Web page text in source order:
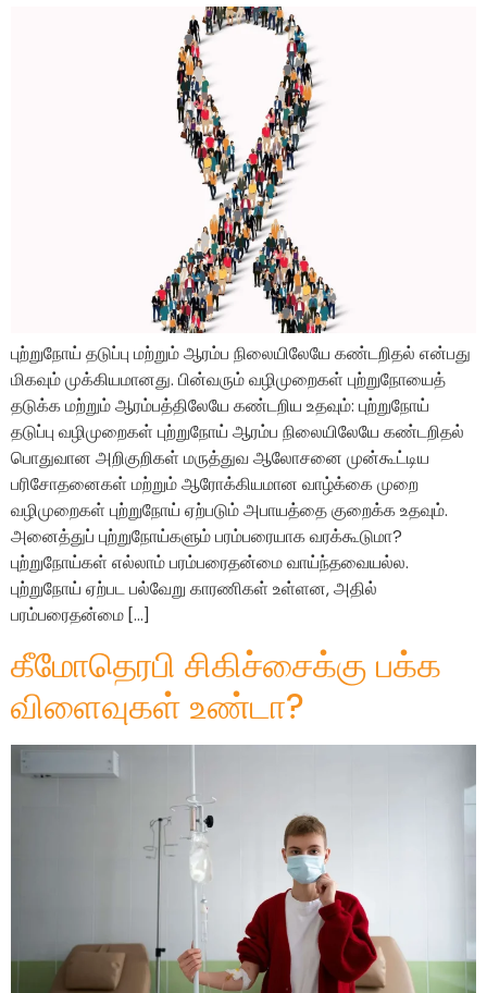
புற்றுநோய் தடுப்பு மற்றும் ஆரம்ப நிலையிலேயே கண்டறிதல் என்பது
மிகவும் முக்கியமானது. பின்வரும் வழிமுறைகள் புற்றுநோயைத்
தடுக்க மற்றும் ஆரம்பத்திலேயே கண்டறிய உதவும்: புற்றுநோய்
தடுப்பு வழிமுறைகள் புற்றுநோய் ஆரம்ப நிலையிலேயே கண்டறிதல்
பொதுவான அறிகுறிகள் மருத்துவ ஆலோசனை முன்கூட்டிய
பரிசோதனைகள் மற்றும் ஆரோக்கியமான வாழ்க்கை முறை
வழிமுறைகள் புற்றுநோய் ஏற்படும் அபாயத்தை குறைக்க உதவும்.
அனைத்துப் புற்றுநோய்களும் பரம்பரையாக வரக்கூடுமா?
புற்றுநோய்கள் எல்லாம் பரம்பரைதன்மை வாய்ந்தவையல்ல.
புற்றுநோய் ஏற்பட பல்வேறு காரணிகள் உள்ளன, அதில்
பரம்பரைதன்மை […]
கீமோதெரபி சிகிச்சைக்கு பக்க
விளைவுகள் உண்டா?